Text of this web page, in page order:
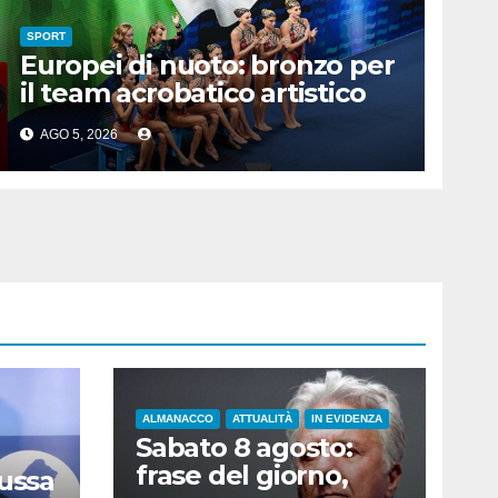
SPORT
Europei di nuoto: bronzo per
il team acrobatico artistico
dell’Italia
AGO 5, 2026
ALMANACCO ATTUALITÀ IN EVIDENZA
Sabato 8 agosto:
frase del giorno,